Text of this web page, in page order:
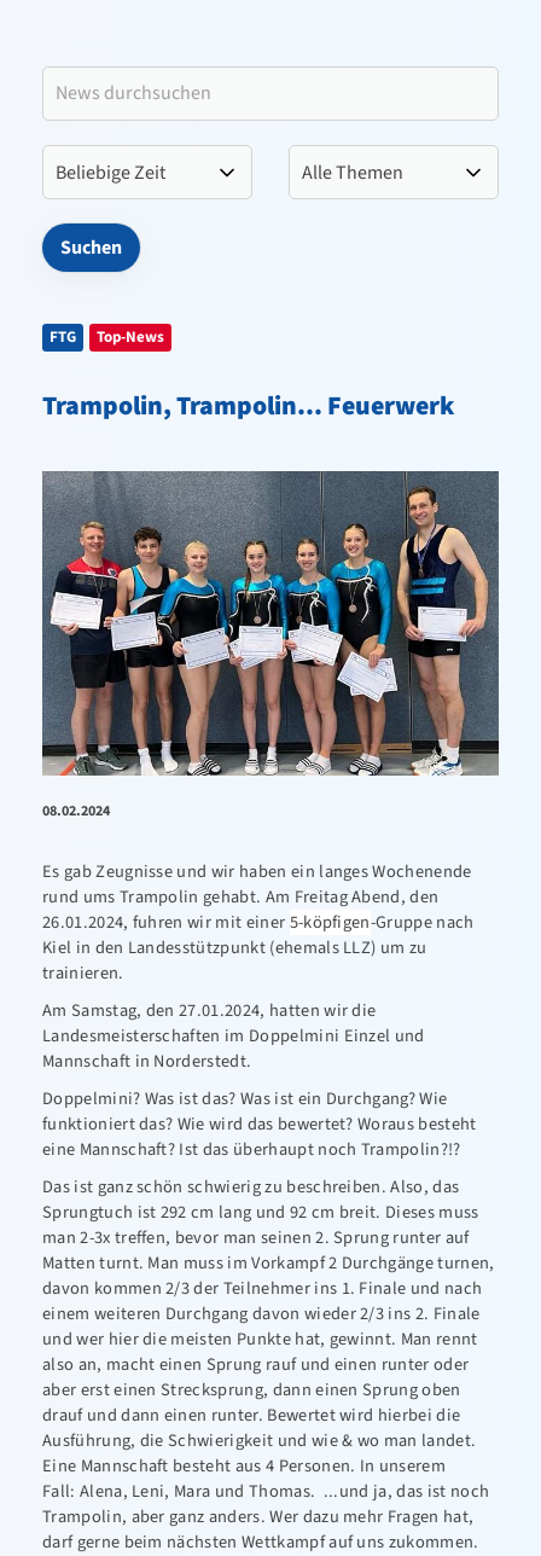
FTG Top-News
Trampolin, Trampolin... Feuerwerk
08.02.2024
Es gab Zeugnisse und wir haben ein langes Wochenende
rund ums Trampolin gehabt. Am Freitag Abend, den
26.01.2024, fuhren wir mit einer5-köpfigen-Gruppe nach
Kiel in den Landesstützpunkt (ehemals LLZ) um zu
trainieren.
Am Samstag, den 27.01.2024, hatten wir die
Landesmeisterschaften im Doppelmini Einzel und
Mannschaft in Norderstedt.
Doppelmini? Was ist das? Was ist ein Durchgang? Wie
funktioniert das? Wie wird das bewertet? Woraus besteht
eine Mannschaft? Ist das überhaupt noch Trampolin?!?
Das ist ganz schön schwierig zu beschreiben. Also, das
Sprungtuch ist 292 cm lang und 92 cm breit. Dieses muss
man 2-3x treffen, bevor man seinen 2. Sprung runter auf
Matten turnt. Man muss im Vorkampf 2 Durchgänge turnen,
davon kommen 2/3 der Teilnehmer ins 1. Finale und nach
einem weiteren Durchgang davon wieder 2/3 ins 2. Finale
und wer hier die meisten Punkte hat, gewinnt. Man rennt
also an, macht einen Sprung rauf und einen runter oder
aber erst einen Strecksprung, dann einen Sprung oben
drauf und dann einen runter. Bewertet wird hierbei die
Ausführung, die Schwierigkeit und wie & wo man landet.
Eine Mannschaft besteht aus 4 Personen. In unserem
Fall: Alena, Leni, Mara und Thomas. ...und ja, das ist noch
Trampolin, aber ganz anders. Wer dazu mehr Fragen hat,
darf gerne beim nächsten Wettkampf auf uns zukommen.
Sportangebote
Kontakt